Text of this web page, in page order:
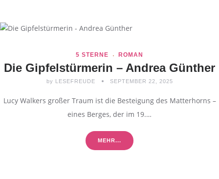
5 STERNE ROMAN
Die Gipfelstürmerin – Andrea Günther
by LESEFREUDE SEPTEMBER 22, 2025
Lucy Walkers großer Traum ist die Besteigung des Matterhorns –
eines Berges, der im 19.…
MEHR...